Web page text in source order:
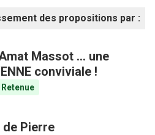
des propositions par :
Massot ... une
conviviale !
Retenue
Pierre